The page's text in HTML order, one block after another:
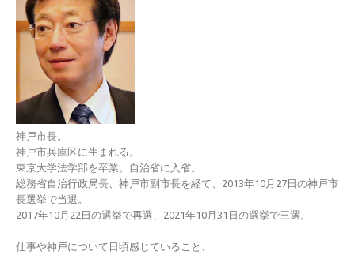
神戸市長。
神戸市兵庫区に生まれる。
東京大学法学部を卒業。自治省に入省。
総務省自治行政局長、神戸市副市長を経て、2013年10月27日の神戸市
長選挙で当選。
2017年10月22日の選挙で再選、2021年10月31日の選挙で三選。
仕事や神戸について日頃感じていること、